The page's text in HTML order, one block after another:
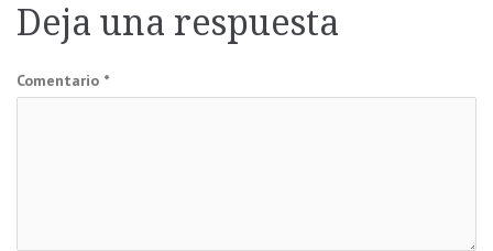
entradas
Deja una respuesta
Comentario *